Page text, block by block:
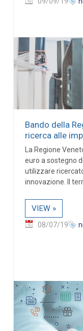
Bando della
ricerca alle
La Regione
euro a sostegno
utilizzare
innovazione. Il
VIEW »
08/07/19